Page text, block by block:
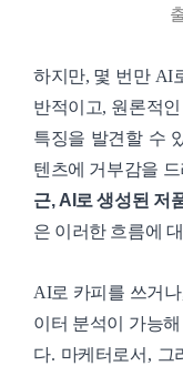
하지만, 몇 번만 AI
반적이고, 원론적
특징을 발견할 수
텐츠에 거부감을
근, AI로 생성된 저
은 이러한 흐름에
AI로 카피를 쓰거
이터 분석이 가능
다. 마케터로서, 그